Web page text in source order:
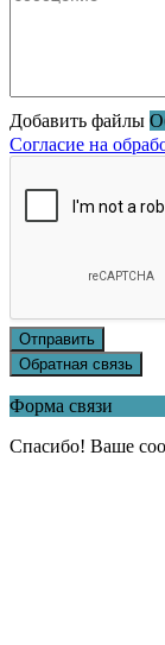
Добавить файлы
Согласие на
Отправить
Обратная связь
Форма связи
Спасибо! Ваше